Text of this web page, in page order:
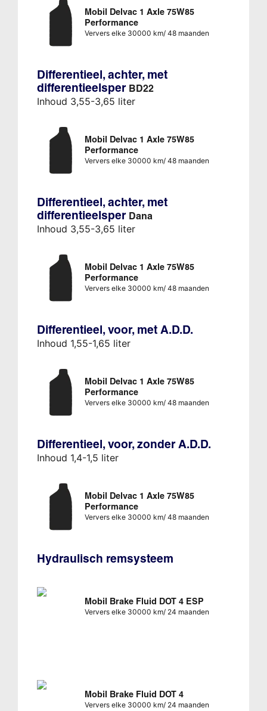
Mobil Delvac 1 Axle 75W85
Performance
Ververs elke 30000 km/ 48 maanden
Differentieel, achter, met
differentieelsper BD22
Inhoud 3,55-3,65 liter
Mobil Delvac 1 Axle 75W85
Performance
Ververs elke 30000 km/ 48 maanden
Differentieel, achter, met
differentieelsper Dana
Inhoud 3,55-3,65 liter
Mobil Delvac 1 Axle 75W85
Performance
Ververs elke 30000 km/ 48 maanden
Differentieel, voor, met A.D.D.
Inhoud 1,55-1,65 liter
Mobil Delvac 1 Axle 75W85
Performance
Ververs elke 30000 km/ 48 maanden
Differentieel, voor, zonder A.D.D.
Inhoud 1,4-1,5 liter
Mobil Delvac 1 Axle 75W85
Performance
Ververs elke 30000 km/ 48 maanden
Hydraulisch remsysteem
Mobil Brake Fluid DOT 4 ESP
Ververs elke 30000 km/ 24 maanden
Mobil Brake Fluid DOT 4
Ververs elke 30000 km/ 24 maanden